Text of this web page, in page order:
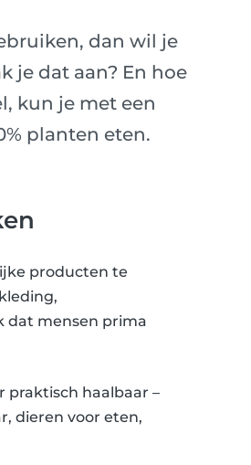
dan wil je
je dat aan? En hoe
kun je met een
planten eten.
producten te
dat mensen prima
praktisch haalbaar –
dieren voor eten,